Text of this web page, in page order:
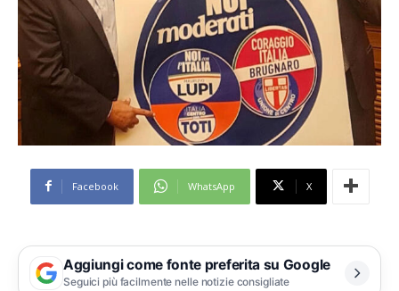
Facebook WhatsApp X
Aggiungi come fonte preferita su Google
Seguici più facilmente nelle notizie consigliate